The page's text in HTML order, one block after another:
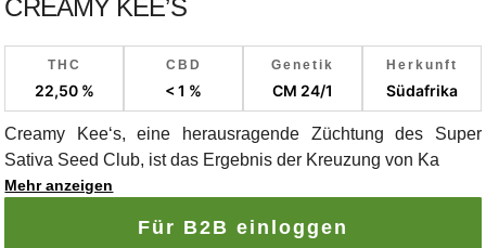
CREAMY KEE’S
THC
22,50 %
CBD
< 1 %
Genetik
CM 24/1
Herkunft
Südafrika
Creamy Kee‘s, eine herausragende Züchtung des Super
Sativa Seed Club, ist das Ergebnis der Kreuzung von Ka
Mehr anzeigen
Für B2B einloggen